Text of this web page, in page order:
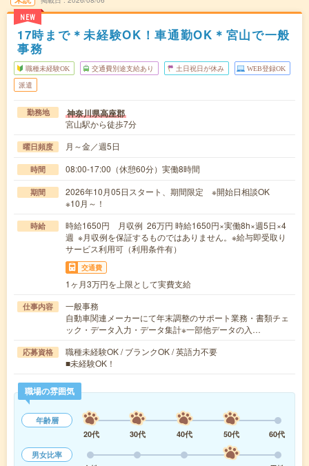
NEW
17時まで＊未経験OK！車通勤OK＊宮山で一般
事務
職種未経験OK 交通費別途支給あり 土日祝日が休み WEB登録OK
派遣
勤務地 神奈川県高座郡
宮山駅から徒歩7分
曜日頻度 月～金／週5日
時間 08:00-17:00（休憩60分）実働8時間
期間
2026年10月05日スタート、期間限定 ※開始日相談OK
※10月～！
時給
時給1650円 月収例 26万円 時給1650円×実働8h×週5日×4
週 ※月収例を保証するものではありません。※給与即受取り
サービス利用可（利用条件有）
交通費
1ヶ月3万円を上限として実費支給
仕事内容
一般事務
自動車関連メーカーにて年末調整のサポート業務・書類チェ
ック・データ入力・データ集計※一部他データの入…
応募資格
職種未経験OK / ブランクOK / 英語力不要
■未経験OK！
職場の雰囲気
年齢層
20代
30代 40代 50代
60代
男女比率